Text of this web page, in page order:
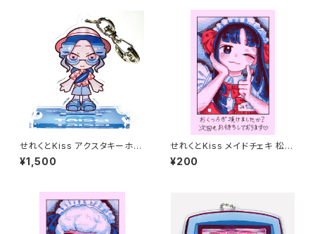
せれくとKiss アクスタキーホル
ダー 阿比留泰生
¥1,500
せれくとKiss メイドチェキ 松平
三千子
¥200